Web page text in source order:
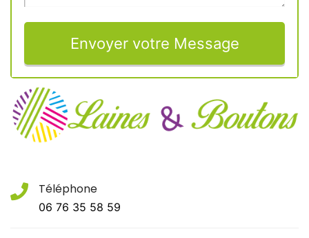
Envoyer votre Message
Téléphone
06 76 35 58 59